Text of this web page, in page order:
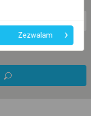
-- : --
Zezwalam